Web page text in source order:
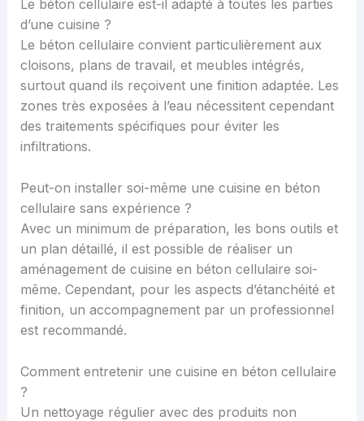
Le béton cellulaire est-il adapté à toutes les parties
d’une cuisine ?
Le béton cellulaire convient particulièrement aux
cloisons, plans de travail, et meubles intégrés,
surtout quand ils reçoivent une finition adaptée. Les
zones très exposées à l’eau nécessitent cependant
des traitements spécifiques pour éviter les
infiltrations.
Peut-on installer soi-même une cuisine en béton
cellulaire sans expérience ?
Avec un minimum de préparation, les bons outils et
un plan détaillé, il est possible de réaliser un
aménagement de cuisine en béton cellulaire soi-
même. Cependant, pour les aspects d’étanchéité et
finition, un accompagnement par un professionnel
est recommandé.
Comment entretenir une cuisine en béton cellulaire
?
Un nettoyage régulier avec des produits non